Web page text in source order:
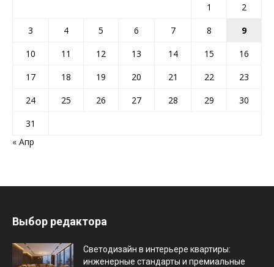
1
2
3
4 5 6 7 8
9
10
11 12 13 14 15
16
17
18 19 20 21 22
23
24
25 26 27 28 29
30
31
« Апр
Выбор редактора
Светодизайн в интерьере квартиры:
инженерные стандарты и премиальные